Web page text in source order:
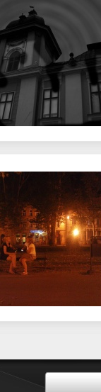
Favorit
Favorit